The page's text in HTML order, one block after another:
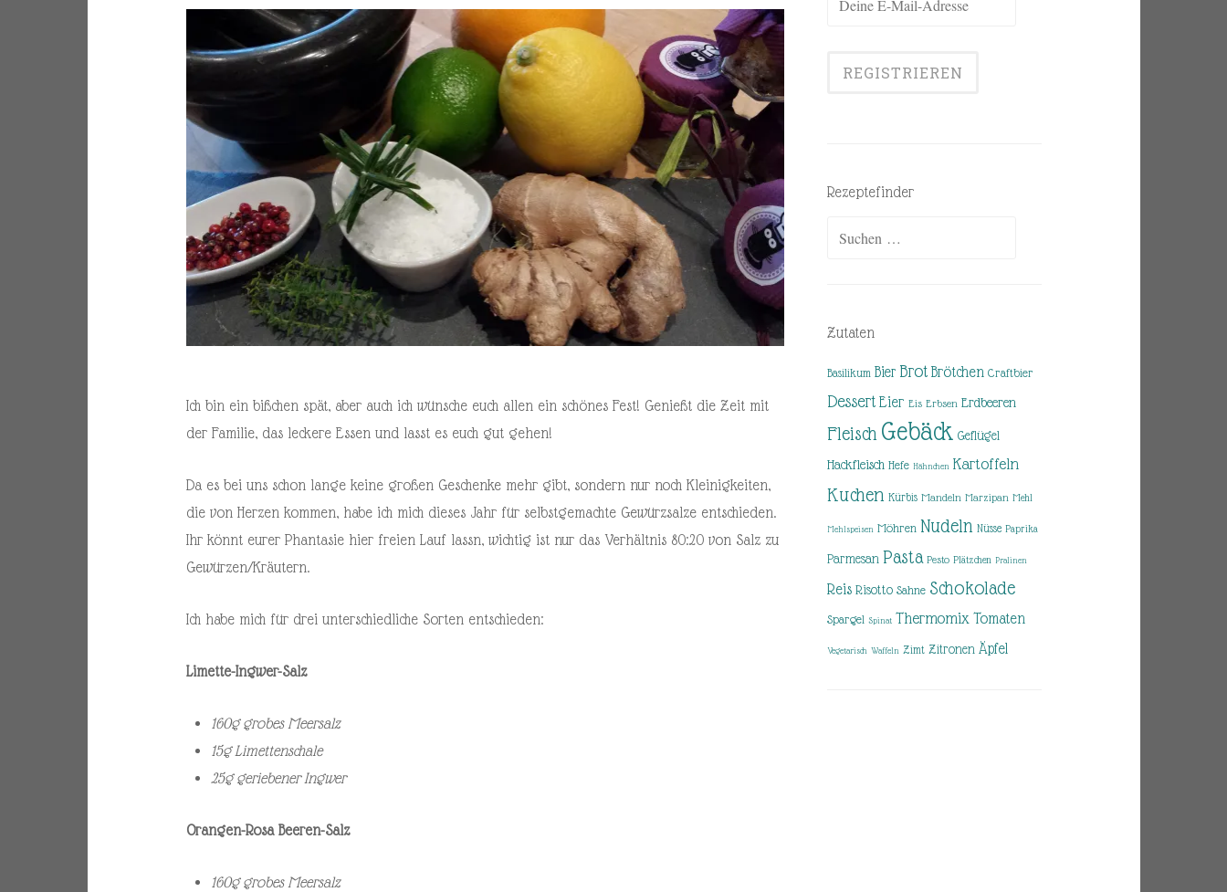
Ich bin ein bißchen spät, aber auch ich wünsche euch allen ein schönes Fest! Genießt die Zeit mit
der Familie, das leckere Essen und lasst es euch gut gehen!
Da es bei uns schon lange keine großen Geschenke mehr gibt, sondern nur noch Kleinigkeiten,
die von Herzen kommen, habe ich mich dieses Jahr für selbstgemachte Gewürzsalze entschieden.
Ihr könnt eurer Phantasie hier freien Lauf lassn, wichtig ist nur das Verhältnis 80:20 von Salz zu
Gewürzen/Kräutern.
Ich habe mich für drei unterschiedliche Sorten entschieden:
Limette-Ingwer-Salz
160g grobes Meersalz
15g Limettenschale
25g geriebener Ingwer
Orangen-Rosa Beeren-Salz
160g grobes Meersalz
Rezeptefinder
Zutaten
Basilikum Bier Brot Brötchen Craftbier
Dessert Eier Eis Erbsen Erdbeeren
Fleisch Gebäck Geflügel
Hackfleisch Hefe Hähnchen Kartoffeln
Kuchen Kürbis Mandeln Marzipan Mehl
Mehlspeisen Möhren Nudeln Nüsse Paprika
Parmesan Pasta Pesto Plätzchen Pralinen
Reis Risotto Sahne Schokolade
Spargel Spinat Thermomix Tomaten
Vegetarisch Waffeln Zimt Zitronen Äpfel